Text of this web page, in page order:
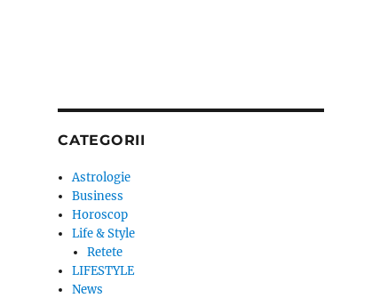
CATEGORII
Astrologie
Business
Horoscop
Life & Style
Retete
LIFESTYLE
News